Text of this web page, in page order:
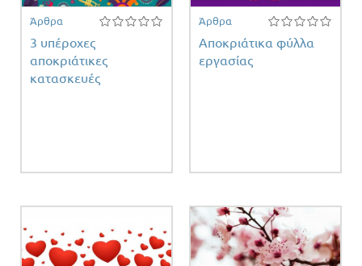
Άρθρα
3 υπέροχες
αποκριάτικες
κατασκευές
Άρθρα
Αποκριάτικα φύλλα
εργασίας